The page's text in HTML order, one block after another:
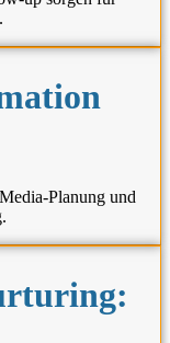
Planung und